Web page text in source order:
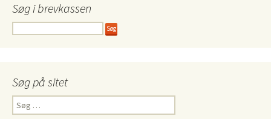
Søg i brevkassen
Søg på sitet
Søg
efter: